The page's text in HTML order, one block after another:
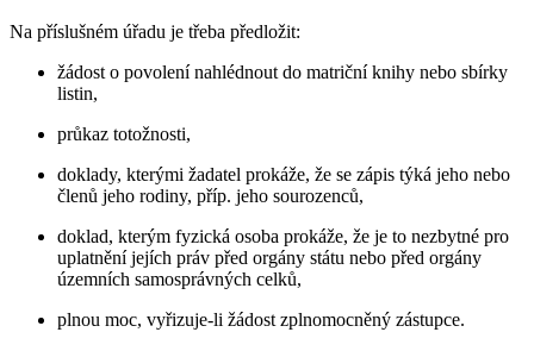
Na příslušném úřadu je třeba předložit:
žádost o povolení nahlédnout do matriční knihy nebo sbírky
listin,
průkaz totožnosti,
doklady, kterými žadatel prokáže, že se zápis týká jeho nebo
členů jeho rodiny, příp. jeho sourozenců,
doklad, kterým fyzická osoba prokáže, že je to nezbytné pro
uplatnění jejích práv před orgány státu nebo před orgány
územních samosprávných celků,
plnou moc, vyřizuje-li žádost zplnomocněný zástupce.